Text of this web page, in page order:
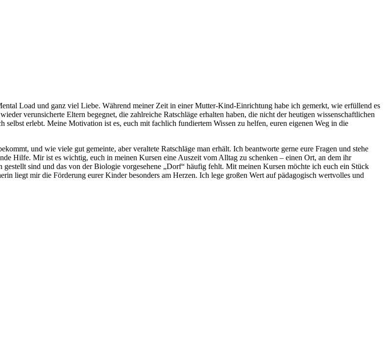
Load und ganz viel Liebe. Während meiner Zeit in einer Mutter-Kind-Einrichtung habe ich gemerkt, wie erfüllend es
verunsicherte Eltern begegnet, die zahlreiche Ratschläge erhalten haben, die nicht der heutigen wissenschaftlichen
erlebt. Meine Motivation ist es, euch mit fachlich fundiertem Wissen zu helfen, euren eigenen Weg in die
und wie viele gut gemeinte, aber veraltete Ratschläge man erhält. Ich beantworte gerne eure Fragen und stehe
Hilfe. Mir ist es wichtig, euch in meinen Kursen eine Auszeit vom Alltag zu schenken – einen Ort, an dem ihr
sind und das von der Biologie vorgesehene „Dorf“ häufig fehlt. Mit meinen Kursen möchte ich euch ein Stück
liegt mir die Förderung eurer Kinder besonders am Herzen. Ich lege großen Wert auf pädagogisch wertvolles und